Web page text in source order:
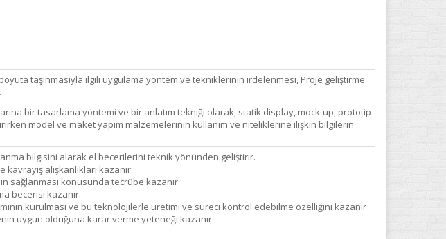
taşınmasıyla ilgili uygulama yöntem ve tekniklerinin irdelenmesi, Proje geliştirme
bir tasarlama yöntemi ve bir anlatım tekniği olarak, statik display, mock-up, prototip
model ve maket yapım malzemelerinin kullanım ve niteliklerine ilişkin bilgilerin
bilgisini alarak el becerilerini teknik yönünden geliştirir.
alışkanlıkları kazanır.
sağlanması konusunda tecrübe kazanır.
becerisi kazanır.
kurulması ve bu teknolojilerle üretimi ve süreci kontrol edebilme özelliğini kazanır
uygun olduğuna karar verme yeteneği kazanır.